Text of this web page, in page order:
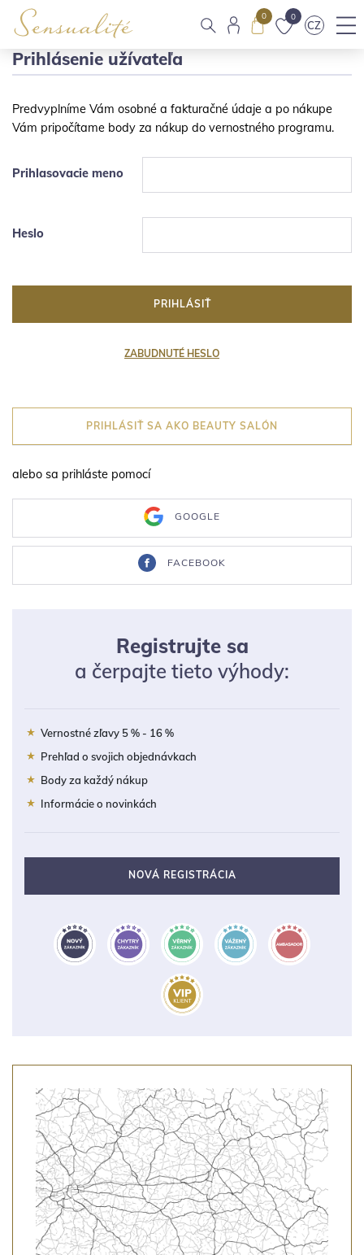
0 0
CZ
Prihlásenie užívateľa
Predvyplníme Vám osobné a fakturačné údaje a po nákupe
Vám pripočítame body za nákup do vernostného programu.
Prihlasovacie meno
Heslo
PRIHLÁSIŤ
ZABUDNUTÉ HESLO
PRIHLÁSIŤ SA AKO BEAUTY SALÓN
alebo sa prihláste pomocí
GOOGLE
FACEBOOK
Registrujte sa
a čerpajte tieto výhody:
Vernostné zľavy 5 % - 16 %
Prehľad o svojich objednávkach
Body za každý nákup
Informácie o novinkách
NOVÁ REGISTRÁCIA